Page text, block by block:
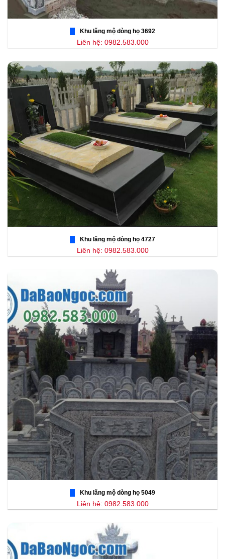
Khu lăng mộ dòng họ 3692
Liên hệ: 0982.583.000
Khu lăng mộ dòng họ 4727
Liên hệ: 0982.583.000
Khu lăng mộ dòng họ 5049
Liên hệ: 0982.583.000